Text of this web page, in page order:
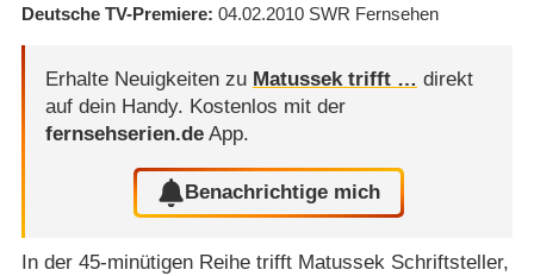
Deutsche TV-Premiere 04.02.2010 SWR Fernsehen
Erhalte Neuigkeiten zu Matussek trifft … direkt
auf dein Handy. Kostenlos mit der
fernsehserien.deApp.
Benachrichtige mich
In der 45-minütigen Reihe trifft Matussek Schriftsteller,